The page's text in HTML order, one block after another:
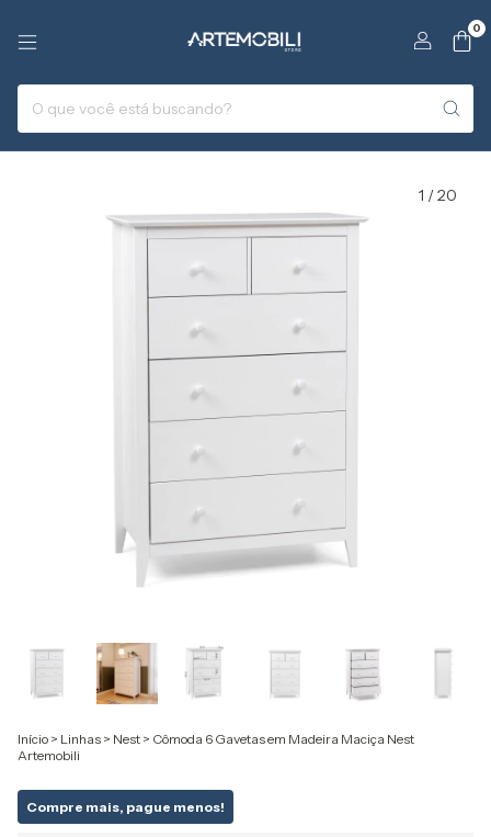
0
1 /20
Início > Linhas > Nest > Cômoda 6 Gavetas em Madeira Maciça Nest
Artemobili
Compre mais, pague menos!